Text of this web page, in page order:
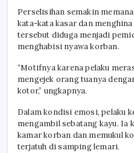
Perselisihan semakin
kata-kata kasar dan
tersebut diduga menjadi
menghabisi nyawa korban.
“Motifnya karena pelaku
mengejek orang tuanya
kotor,” ungkapnya.
Dalam kondisi emosi, pelaku
mengambil sebatang kayu. Ia
kamar korban dan memukul
terjatuh di samping lemari.